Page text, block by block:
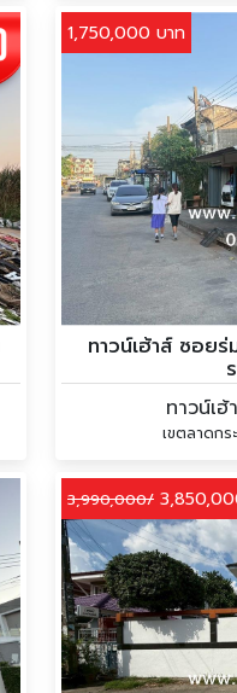
1,750,000 บาท
ทาวน์เฮ้าส์ ซอยร่
ทาวน์เ
เขตลาดกร
3,990,000/